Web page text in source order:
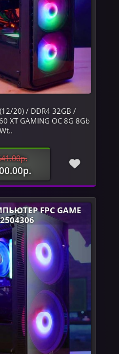
20) / DDR4 32GB /
XT GAMING OC 8G 8Gb
FPC GAME